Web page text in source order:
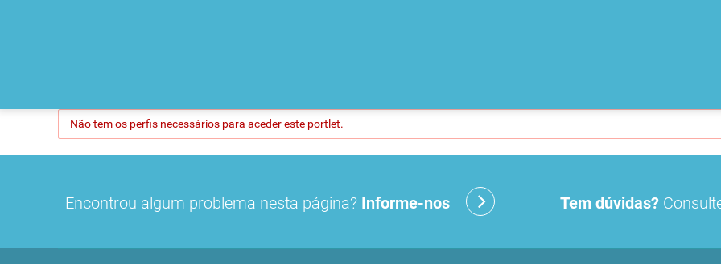
Não tem os perfis necessários para aceder este portlet.
Encontrou algum problema nesta página? Informe-nos Tem dúvidas?